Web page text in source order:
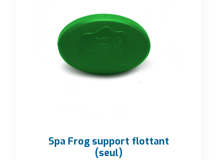
Spa Frog support flottant
(seul)